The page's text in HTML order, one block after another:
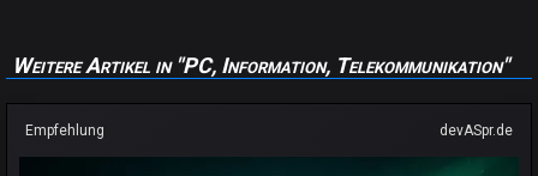
Weitere Artikel in "PC, Information, Telekommunikation"
Empfehlung devASpr.de